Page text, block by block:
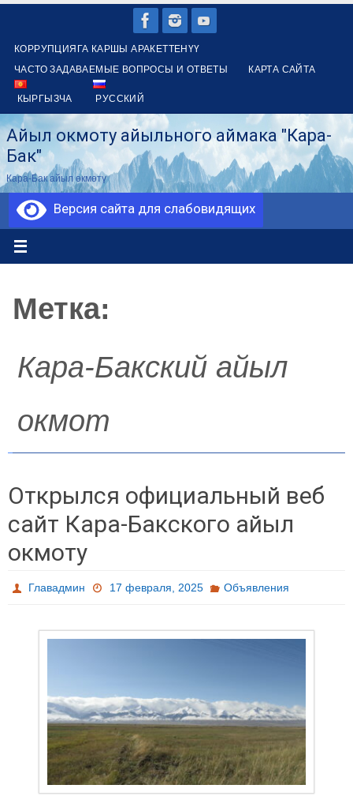
содержимому
КОРРУПЦИЯГА КАРШЫ АРАКЕТТЕНҮҮ
ЧАСТО ЗАДАВАЕМЫЕ ВОПРОСЫ И ОТВЕТЫ
КАРТА САЙТА
КЫРГЫЗЧА РУССКИЙ
Айыл окмоту айыльного аймака "Кара-
Бак"
Кара-Бак айыл өкмөтү
Версия сайта для слабовидящих
Метка:
Кара-Бакский айыл
окмот
Открылся официальный веб
сайт Кара-Бакского айыл
окмоту
Главадмин 17 февраля, 2025 Объявления